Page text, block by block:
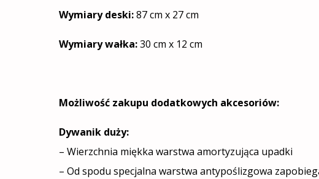
Wymiary deski:87 cm x 27 cm
Wymiary wałka:30 cm x 12 cm
Możliwość zakupu dodatkowych akcesoriów:
Dywanik duży:
– Wierzchnia miękka warstwa amortyzująca upadki
– Od spodu specjalna warstwa antypoślizgowa